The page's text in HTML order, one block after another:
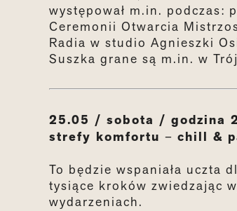
występował m.in. podczas:
Ceremonii Otwarcia
Radia w studio Agnieszki
Suszka grane są m.in. w
25.05 / sobota / godzina
strefy komfortu – chill &
To będzie wspaniała uczta
tysiące kroków zwiedzając
wydarzeniach.